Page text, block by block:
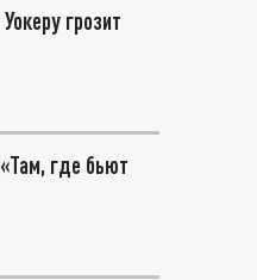
грозит
где бьют